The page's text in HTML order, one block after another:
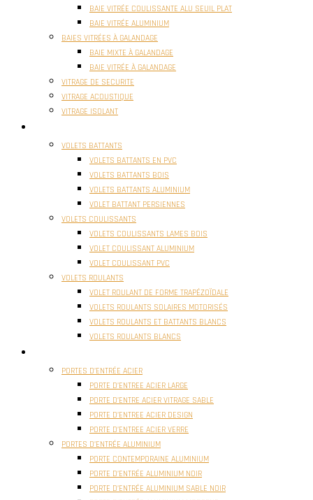
BAIE VITRÉE COULISSANTE ALU SEUIL PLAT
BAIE VITRÉE ALUMINIUM
BAIES VITRÉES À GALANDAGE
BAIE MIXTE À GALANDAGE
BAIE VITRÉE À GALANDAGE
VITRAGE DE SECURITE
VITRAGE ACOUSTIQUE
VITRAGE ISOLANT
VOLETS BATTANTS
VOLETS BATTANTS EN PVC
VOLETS BATTANTS BOIS
VOLETS BATTANTS ALUMINIUM
VOLET BATTANT PERSIENNES
VOLETS COULISSANTS
VOLETS COULISSANTS LAMES BOIS
VOLET COULISSANT ALUMINIUM
VOLET COULISSANT PVC
VOLETS ROULANTS
VOLET ROULANT DE FORME TRAPÉZOÏDALE
VOLETS ROULANTS SOLAIRES MOTORISÉS
VOLETS ROULANTS ET BATTANTS BLANCS
VOLETS ROULANTS BLANCS
PORTES D’ENTRÉE ACIER
PORTE D’ENTREE ACIER LARGE
PORTE D’ENTRE ACIER VITRAGE SABLE
PORTE D’ENTREE ACIER DESIGN
PORTE D’ENTREE ACIER VERRE
PORTES D’ENTRÉE ALUMINIUM
PORTE CONTEMPORAINE ALUMINIUM
PORTE D’ENTRÉE ALUMINIUM NOIR
PORTE D’ENTRÉE ALUMINIUM SABLE NOIR